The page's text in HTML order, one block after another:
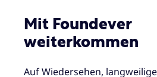
Mit Foundever
weiterkommen
Auf Wiedersehen,